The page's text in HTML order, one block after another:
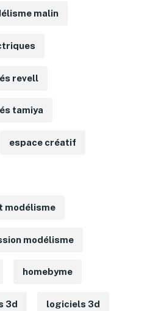
malin
revell
tamiya
espace créatif
modélisme
modélisme
homebyme
3d logiciels 3d